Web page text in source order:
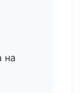
на